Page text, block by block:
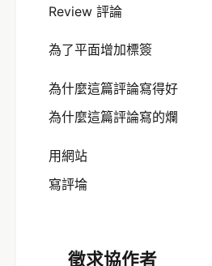
Review 評論
為了平面增加標簽
為什麼這篇評論寫得好
為什麼這篇評論寫的爛
用網站
寫評埨
徵求協作者